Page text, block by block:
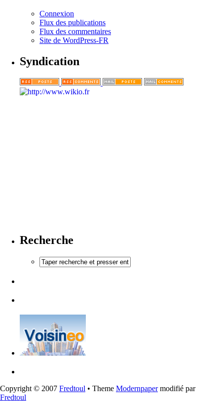
Connexion
Flux des publications
Flux des commentaires
Site de WordPress-FR
Syndication
Recherche
Copyright © 2007 Fredtoul • Theme Modernpapermodifié par
Fredtoul